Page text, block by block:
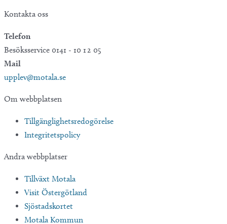
Kontakta oss
Telefon
Besöksservice 0141 - 10 1 2 05
Mail
upplev@motala.se
Om webbplatsen
Tillgänglighetsredogörelse
Integritetspolicy
Andra webbplatser
Tillväxt Motala
Visit Östergötland
Sjöstadskortet
Motala Kommun